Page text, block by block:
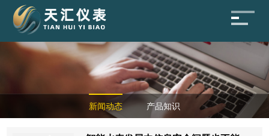
新闻动态 产品知识